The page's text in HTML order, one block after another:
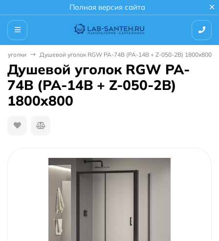
Полная версия сайта
уголки Душевой уголок RGW PA-74B (PA-14B + Z-050-2B) 1800x800
Душевой уголок RGW PA-
74B (PA-14B + Z-050-2B)
1800x800